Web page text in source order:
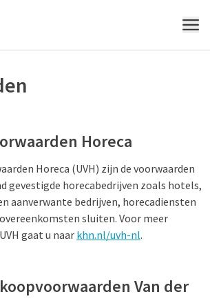
MENU
Horeca
Horeca (UVH) zijn de voorwaarden
gevestigde horecabedrijven zoals hotels,
aanverwante bedrijven, horecadiensten
sluiten. Voor meer
gaat u naar khn.nl/uvh-nl.
Van der